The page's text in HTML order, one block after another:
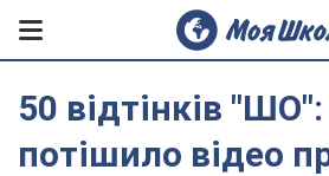
50 відтінків
потішило відео